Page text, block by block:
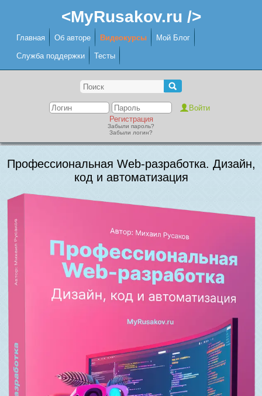
<MyRusakov.ru />
Главная Об авторе Видеокурсы Мой Блог
Служба поддержки Тесты
Регистрация
Забыли пароль?
Забыли логин?
Профессиональная Web-разработка. Дизайн,
код и автоматизация